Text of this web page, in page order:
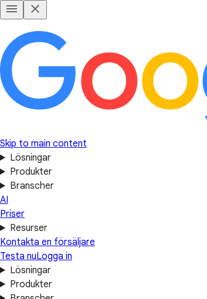
Skip to main content
Lösningar
Produkter
Branscher
AI
Priser
Resurser
Kontakta en försäljare
Testa nuLogga in
Lösningar
Produkter